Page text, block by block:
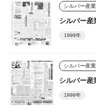
シルバー
1999年
シルバー
1999年